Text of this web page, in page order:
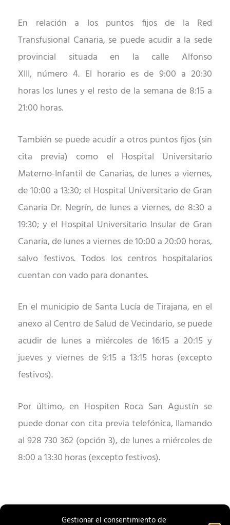
Gestionar el consentimiento de
En relación a los puntos fijos de la Red
Transfusional Canaria, se puede acudir a la sede
provincial situada en la calle Alfonso
XIII, número 4. El horarioes de 9:00 a 20:30
horas los lunes y el resto de la semana de 8:15 a
21:00 horas.
También se puede acudir a otros puntos fijos (sin
cita previa) como el Hospital Universitario
Materno-Infantil de Canarias, de lunes a viernes,
de 10:00 a 13:30; el Hospital Universitario de Gran
Canaria Dr. Negrín, de lunes a viernes, de 8:30 a
19:30; y el Hospital Universitario Insular de Gran
Canaria, de lunes a viernes de 10:00 a 20:00 horas,
salvo festivos. Todos los centros hospitalarios
cuentan con vado para donantes.
En el municipio de Santa Lucía de Tirajana, en el
anexo al Centro de Salud de Vecindario, se puede
acudir de lunes a miércoles de 16:15 a 20:15 y
jueves y viernes de 9:15 a 13:15 horas (excepto
festivos).
Por último, en Hospiten Roca San Agustín se
puede donar con cita previa telefónica, llamando
al 928 730 362 (opción 3), de lunes a miércoles de
8:00 a 13:30 horas (excepto festivos).